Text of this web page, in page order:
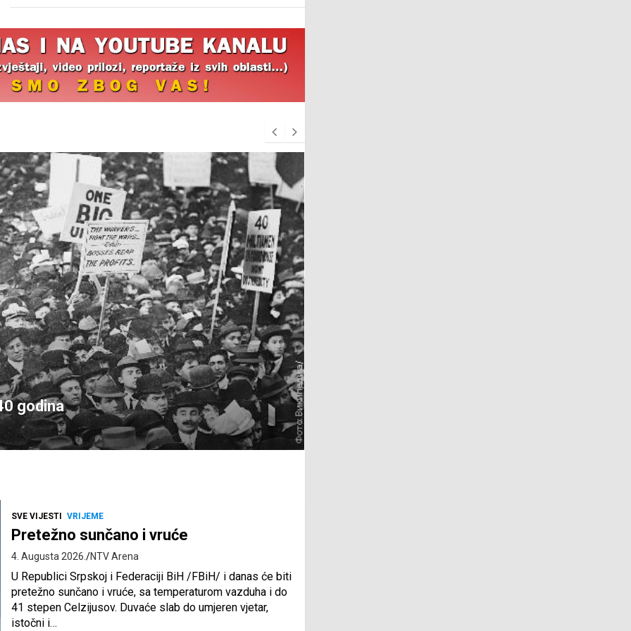
SVE VIJESTI VRIJEME
Pretežno sunčano i vruće
4. Augusta 2026. NTV Arena
U Republici Srpskoj i Federaciji BiH /FBiH/ i danas će biti
pretežno sunčano i vruće, sa temperaturom vazduha i do
41 stepen Celzijusov. Duvaće slab do umjeren vjetar,
istočni i…